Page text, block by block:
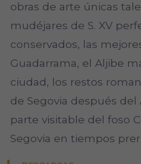
obras de arte únicas
mudéjares de S. XV
conservados, las
Guadarrama, el Aljibe
ciudad, los restos
de Segovia después
parte visitable del foso
Segovia en tiempos